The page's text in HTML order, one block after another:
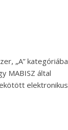
„A” kategóriába
MABISZ által
elektronikus